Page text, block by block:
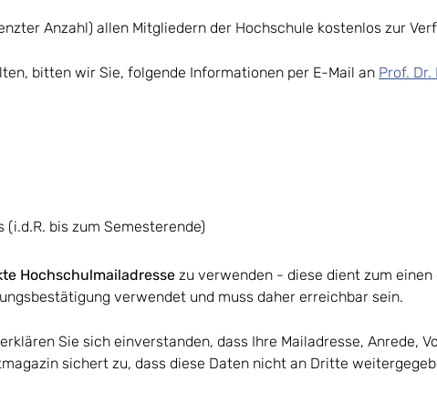
Anzahl) allen Mitgliedern der Hochschule kostenlos zur
bitten wir Sie, folgende Informationen per E-Mail an Prof.
bis zum Semesterende)
Hochschulmailadresse zu verwenden - diese dient zum
verwendet und muss daher erreichbar sein.
Sie sich einverstanden, dass Ihre Mailadresse, Anrede,
sichert zu, dass diese Daten nicht an Dritte